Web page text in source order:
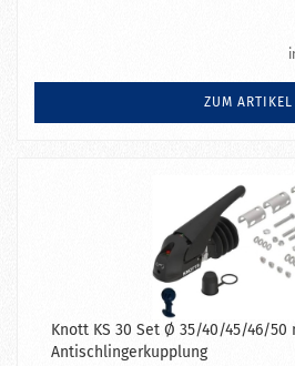
ZUM ARTIKEL
Knott KS 30 Set Ø 35/40/45/46/50
Antischlingerkupplung